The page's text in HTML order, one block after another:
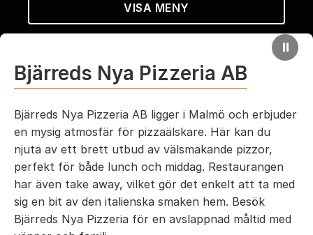
VISA MENY
⏸
Bjärreds Nya Pizzeria AB
Bjärreds Nya Pizzeria AB ligger i Malmö och erbjuder
en mysig atmosfär för pizzaälskare. Här kan du
njuta av ett brett utbud av välsmakande pizzor,
perfekt för både lunch och middag. Restaurangen
har även take away, vilket gör det enkelt att ta med
sig en bit av den italienska smaken hem. Besök
Bjärreds Nya Pizzeria för en avslappnad måltid med